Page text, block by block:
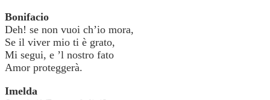
Bonifacio
Deh! se non vuoi ch’io mora,
Se il viver mio ti è grato,
Mi segui, e ’l nostro fato
Amor proteggerà.
Imelda